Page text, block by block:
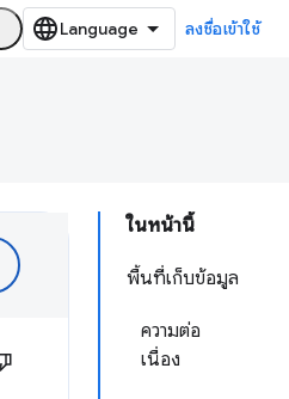
ลงชื่อเข้าใช้
ในหน้านี้
พื้นที่เก็บข้อมูล
ความต่อ
เนื่อง